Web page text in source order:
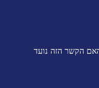
הקשר הזה נועד